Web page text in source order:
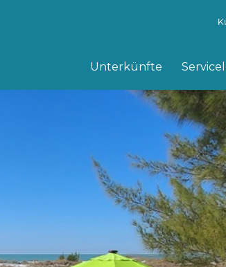
Unterkünfte